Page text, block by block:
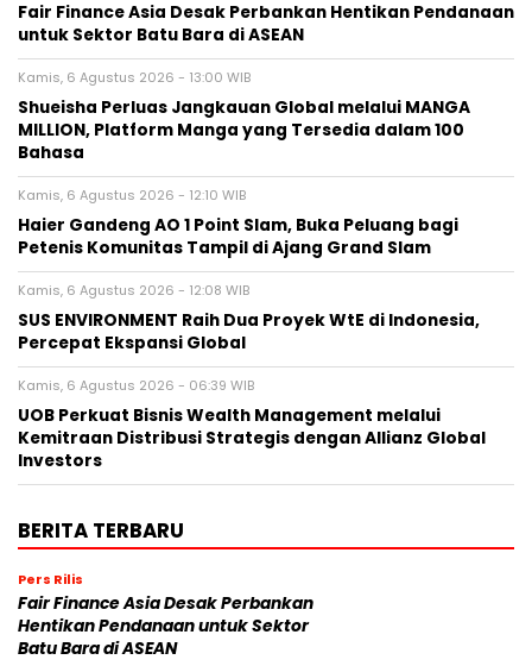
Fair Finance Asia Desak Perbankan Hentikan Pendanaan
untuk Sektor Batu Bara di ASEAN
Kamis, 6 Agustus 2026 - 13:00 WIB
Shueisha Perluas Jangkauan Global melalui MANGA
MILLION, Platform Manga yang Tersedia dalam 100
Bahasa
Kamis, 6 Agustus 2026 - 12:10 WIB
Haier Gandeng AO 1 Point Slam, Buka Peluang bagi
Petenis Komunitas Tampil di Ajang Grand Slam
Kamis, 6 Agustus 2026 - 12:08 WIB
SUS ENVIRONMENT Raih Dua Proyek WtE di Indonesia,
Percepat Ekspansi Global
Kamis, 6 Agustus 2026 - 06:39 WIB
UOB Perkuat Bisnis Wealth Management melalui
Kemitraan Distribusi Strategis dengan Allianz Global
Investors
BERITA TERBARU
Pers Rilis
Fair Finance Asia Desak Perbankan
Hentikan Pendanaan untuk Sektor
Batu Bara di ASEAN